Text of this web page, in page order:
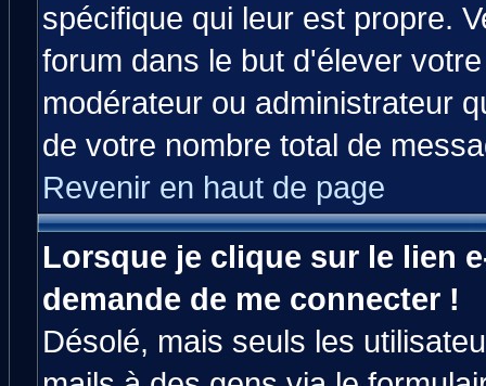
spécifique qui leur est propre.
forum dans le but d'élever
modérateur ou administrateur
de votre nombre total de
Revenir en haut de page
Lorsque je clique sur le lien
demande de me connecter !
Désolé, mais seuls les